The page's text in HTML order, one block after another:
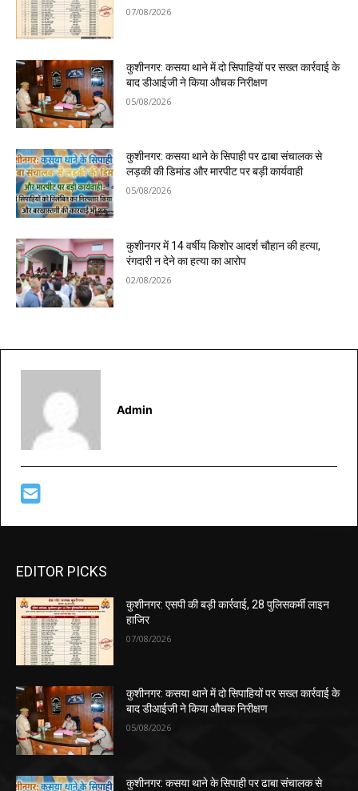
07/08/2026
कुशीनगर: कसया थाने में दो सिपाहियों पर सख्त कार्रवाई के
बाद डीआईजी ने किया औचक निरीक्षण
05/08/2026
कुशीनगर: कसया थाने के सिपाही पर ढाबा संचालक से
लड़की की डिमांड और मारपीट पर बड़ी कार्यवाही
05/08/2026
कुशीनगर में 14 वर्षीय किशोर आदर्श चौहान की हत्या,
रंगदारी न देने का हत्या का आरोप
02/08/2026
Admin
EDITOR PICKS
कुशीनगर: एसपी की बड़ी कार्रवाई, 28 पुलिसकर्मी लाइन
हाजिर
07/08/2026
कुशीनगर: कसया थाने में दो सिपाहियों पर सख्त कार्रवाई के
बाद डीआईजी ने किया औचक निरीक्षण
05/08/2026
कुशीनगर: कसया थाने के सिपाही पर ढाबा संचालक से